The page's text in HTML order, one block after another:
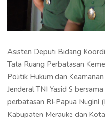
Asisten Deputi Bidang
Tata Ruang Perbatasan
Politik Hukum dan
Jenderal TNI Yasid S
perbatasan RI-Papua Nugini
Kabupaten Merauke dan